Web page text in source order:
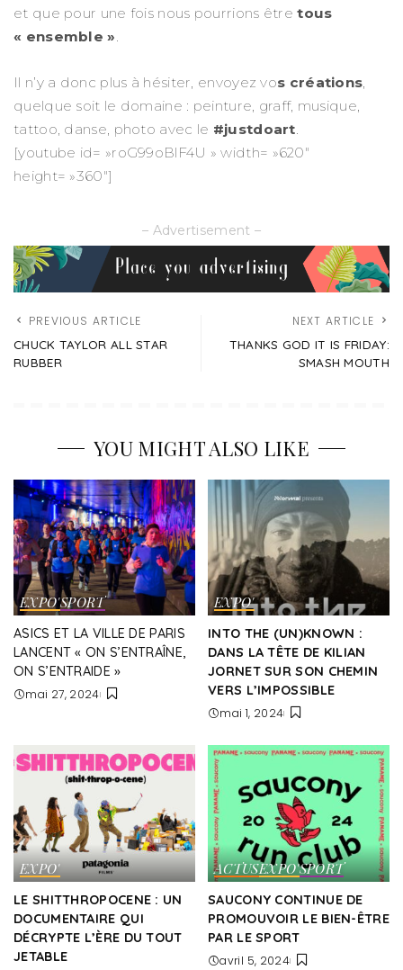
et que pour une fois nous pourrions êtretous
« ensemble »
Il n’y a donc plus à hésiter, envoyez vos créations,
quelque soit le domaine : peinture, graff, musique,
tattoo, danse, photo avec le #justdoart.
[youtube id= »roG99oBlF4U » width= »620″
height= »360″]
– Advertisement –
PREVIOUS ARTICLE
CHUCK TAYLOR ALL STAR
RUBBER
NEXT ARTICLE
THANKS GOD IT IS FRIDAY:
SMASH MOUTH
YOU MIGHT ALSO LIKE
EXPO'SPORT
ASICS ET LA VILLE DE PARIS
LANCENT « ON S’ENTRAÎNE,
ON S’ENTRAIDE »
mai 27, 2024
EXPO'
INTO THE (UN)KNOWN :
DANS LA TÊTE DE KILIAN
JORNET SUR SON CHEMIN
VERS L’IMPOSSIBLE
mai 1, 2024
EXPO'
LE SHITTHROPOCENE : UN
DOCUMENTAIRE QUI
DÉCRYPTE L’ÈRE DU TOUT
JETABLE
ACTUSEXPO'SPORT
SAUCONY CONTINUE DE
PROMOUVOIR LE BIEN-ÊTRE
PAR LE SPORT
avril 5, 2024